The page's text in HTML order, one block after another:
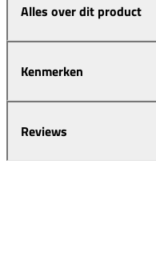
Alles over dit product
Kenmerken
Reviews